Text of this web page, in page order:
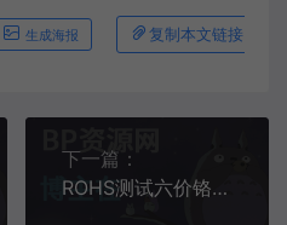
生成海报 复制本文链接
下一篇：
ROHS测试六价铬的限值及测试方法